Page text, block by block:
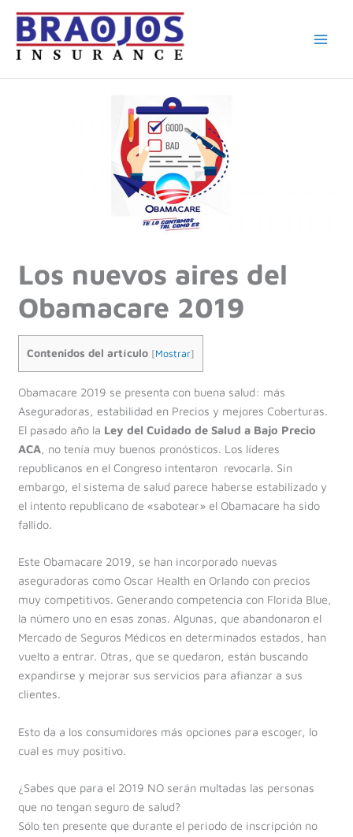
contenido
Los nuevos aires del
Obamacare 2019
Contenidos del artículo [Mostrar]
Obamacare 2019 se presenta con buena salud: más
Aseguradoras, estabilidad en Precios y mejores Coberturas.
El pasado año la Ley del Cuidado de Salud a Bajo Precio
ACA, no tenía muy buenos pronósticos. L os líderes
republicanos en el Congreso intentaron revocarla. Sin
embargo, el sistema de salud parece haberse estabilizado y
el intento republicano de «sabotear» el Obamacare ha sido
fallido.
Este Obamacare 2019, se han incorporado nuevas
aseguradoras como Oscar Health en Orlando con precios
muy competitivos. Generando competencia con Florida Blue,
la número uno en esas zonas. Algunas, que abandonaron el
Mercado de Seguros Médicos en determinados estados, han
vuelto a entrar. Otras, que se quedaron, están buscando
expandirse y mejorar sus servicios para afianzar a sus
clientes.
Esto da a los consumidores más opciones para escoger, lo
cual es muy positivo.
¿Sabes que para el 2019 NO serán multadas las personas
que no tengan seguro de salud?
Sólo ten presente que durante el periodo de inscripción no